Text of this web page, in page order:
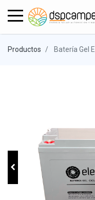
Productos Batería Gel